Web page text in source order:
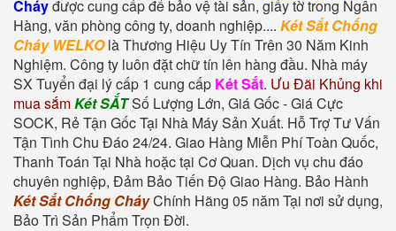
Cháyđược cung cấp để bảo vệ tài sản, giấy tờ trong Ngân
Hàng, văn phòng công ty, doanh nghiệp.... Két Sắt Chống
Cháy WELKOlà Thương Hiệu Uy Tín Trên 30 Năm Kinh
Nghiệm. Công ty luôn đặt chữ tín lên hàng đầu. Nhà máy
SX Tuyển đại lý cấp 1 cung cấp Két Sắt. Ưu Đãi Khủng khi
mua sắmKét SẮTSố Lượng Lớn, Giá Gốc - Giá Cực
SOCK, Rẻ Tận Gốc Tại Nhà Máy Sản Xuất. Hỗ Trợ Tư Vấn
Tận Tình Chu Đáo 24/24. Giao Hàng Miễn Phí Toàn Quốc,
Thanh Toán Tại Nhà hoặc tại Cơ Quan. Dịch vụ chu đáo
chuyên nghiệp, Đảm Bảo Tiến Độ Giao Hàng. Bảo Hành
Két Sắt Chống CháyChính Hãng 05 năm Tại nơi sử dụng,
Bảo Trì Sản Phẩm Trọn Đời.